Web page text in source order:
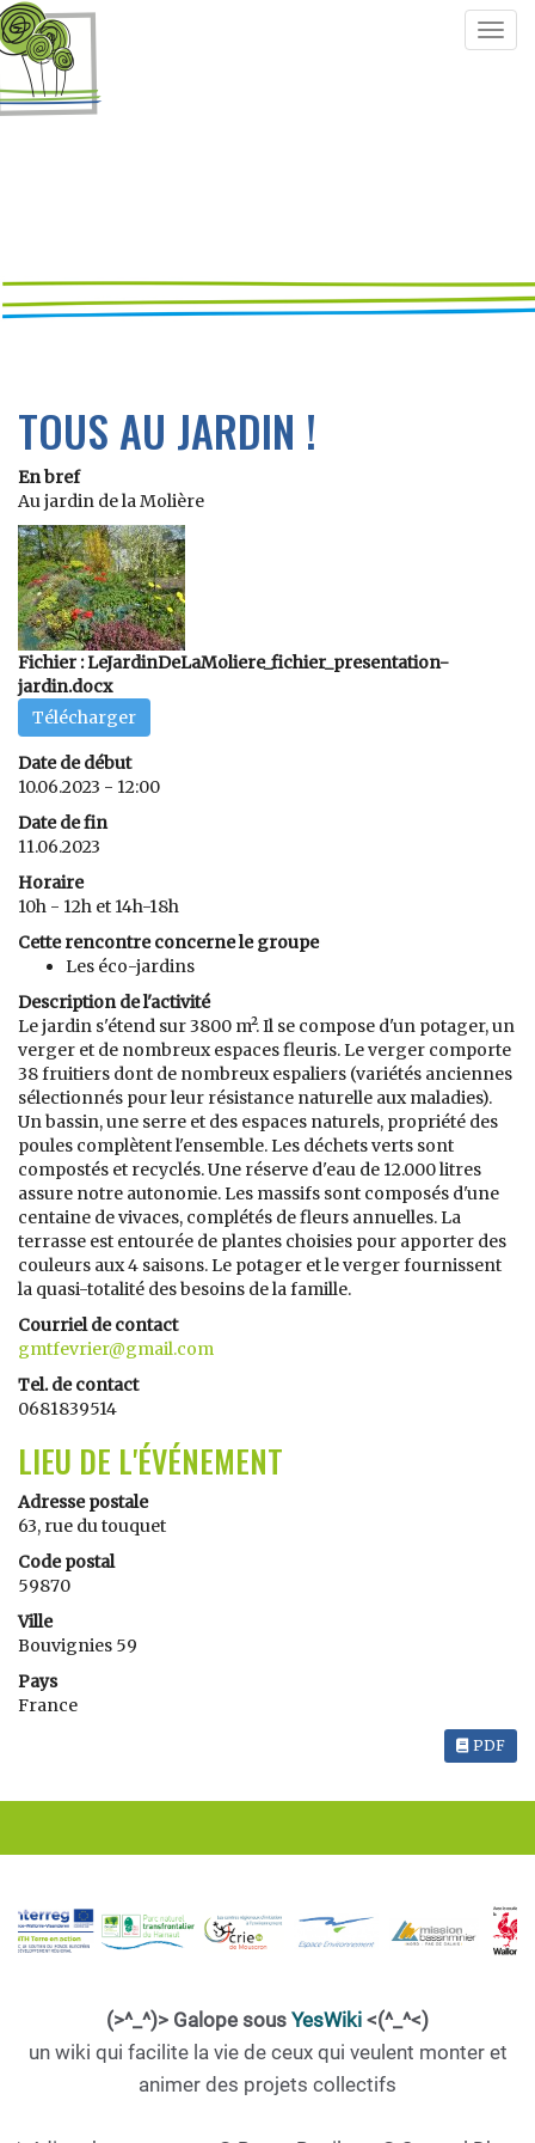
TOUS AU JARDIN !
En bref
Au jardin de la Molière
Fichier : LeJardinDeLaMoliere_fichier_presentation-
jardin.docx
Télécharger
Date de début
10.06.2023 - 12:00
Date de fin
11.06.2023
Horaire
10h - 12h et 14h-18h
Cette rencontre concerne le groupe
Les éco-jardins
Description de l'activité
Le jardin s'étend sur 3800 m². Il se compose d'un potager, un
verger et de nombreux espaces fleuris. Le verger comporte
38 fruitiers dont de nombreux espaliers (variétés anciennes
sélectionnés pour leur résistance naturelle aux maladies).
Un bassin, une serre et des espaces naturels, propriété des
poules complètent l'ensemble. Les déchets verts sont
compostés et recyclés. Une réserve d'eau de 12.000 litres
assure notre autonomie. Les massifs sont composés d'une
centaine de vivaces, complétés de fleurs annuelles. La
terrasse est entourée de plantes choisies pour apporter des
couleurs aux 4 saisons. Le potager et le verger fournissent
la quasi-totalité des besoins de la famille.
Courriel de contact
gmtfevrier@gmail.com
Tel. de contact
0681839514
LIEU DE L'ÉVÉNEMENT
Adresse postale
63, rue du touquet
Code postal
59870
Ville
Bouvignies 59
Pays
France
PDF